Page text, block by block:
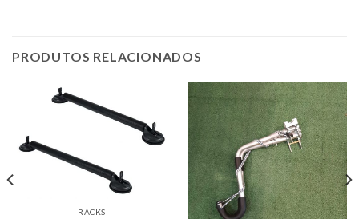
PRODUTOS RELACIONADOS
RACKS